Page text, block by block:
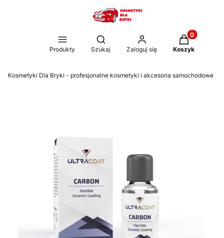
Produkty
Otwórz wyszukiwarkę
Szukaj Zaloguj się
Produkty w
Koszyk
Kosmetyki Dla Bryki - profesjonalne kosmetyki i akcesoria samochodowe